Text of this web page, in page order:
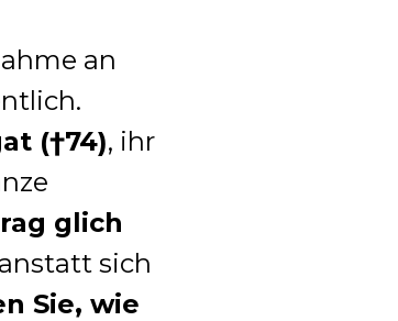
an
(†74), ihr
glich
sich
Sie, wie